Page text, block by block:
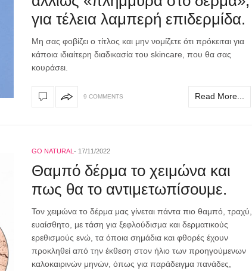
για τέλεια λαμπερή επιδερμίδα.
Μη σας φοβίζει ο τίτλος και μην νομίζετε ότι πρόκειται για
κάποια ιδιαίτερη διαδικασία του skincare, που θα σας
κουράσει.
9 COMMENTS Read More...
GO NATURAL 17/11/2022
Θαμπό δέρμα το χειμώνα και
πως θα το αντιμετωπίσουμε.
Τον χειμώνα το δέρμα μας γίνεται πάντα πιο θαμπό, τραχύ,
ευαίσθητο, με τάση για ξεφλούδισμα και δερματικούς
ερεθισμούς ενώ, τα όποια σημάδια και φθορές έχουν
προκληθεί από την έκθεση στον ήλιο των προηγούμενων
καλοκαιρινών μηνών, όπως για παράδειγμα πανάδες,